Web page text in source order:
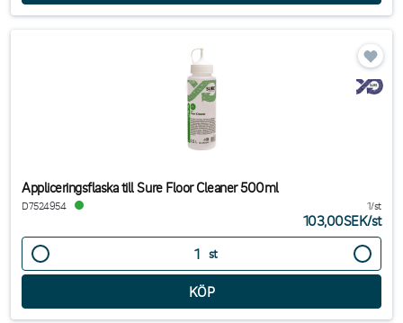
Appliceringsflaska till Sure Floor Cleaner 500ml
D7524954 1/st
103,00SEK/st
st